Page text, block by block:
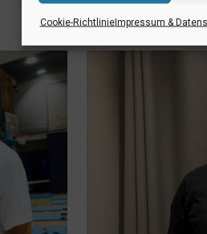
Cookie-RichtlinieImpressum &